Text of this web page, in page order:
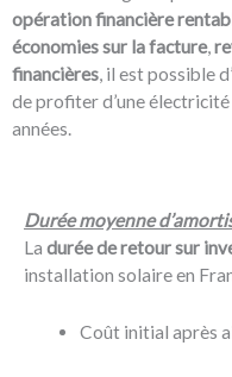
opération financière
économies sur la facture,
financières , il est possible
de profiter d’une
années.
Durée moyenne
La durée de retour sur
installation solaire en
Coût initial après